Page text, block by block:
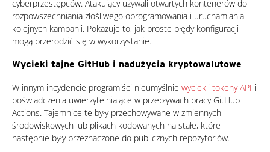
cyberprzestępców. Atakujący używali otwartych kontenerów do
rozpowszechniania złośliwego oprogramowania i uruchamiania
kolejnych kampanii. Pokazuje to, jak proste błędy konfiguracji
mogą przerodzić się w wykorzystanie.
Wycieki tajne GitHub i nadużycia kryptowalutowe
W innym incydencie programiści nieumyślnie wyciekli tokeny API i
poświadczenia uwierzytelniające w przepływach pracy GitHub
Actions. Tajemnice te były przechowywane w zmiennych
środowiskowych lub plikach kodowanych na stałe, które
następnie były przeznaczone do publicznych repozytoriów.